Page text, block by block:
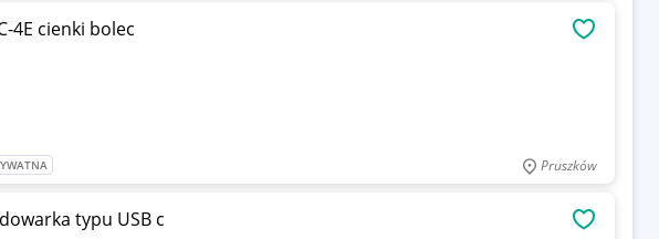
4E cienki bolec
Pruszków
typu USB c